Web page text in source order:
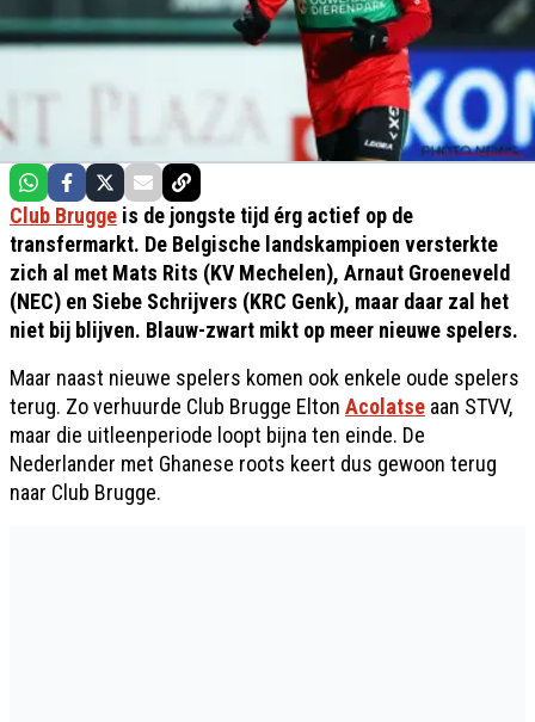
Club Brugge is de jongste tijd érg actief op de
transfermarkt. De Belgische landskampioen versterkte
zich al met Mats Rits (KV Mechelen), Arnaut Groeneveld
(NEC) en Siebe Schrijvers (KRC Genk), maar daar zal het
niet bij blijven. Blauw-zwart mikt op meer nieuwe spelers.
Maar naast nieuwe spelers komen ook enkele oude spelers
terug. Zo verhuurde Club Brugge Elton Acolatse aan STVV,
maar die uitleenperiode loopt bijna ten einde. De
Nederlander met Ghanese roots keert dus gewoon terug
naar Club Brugge.